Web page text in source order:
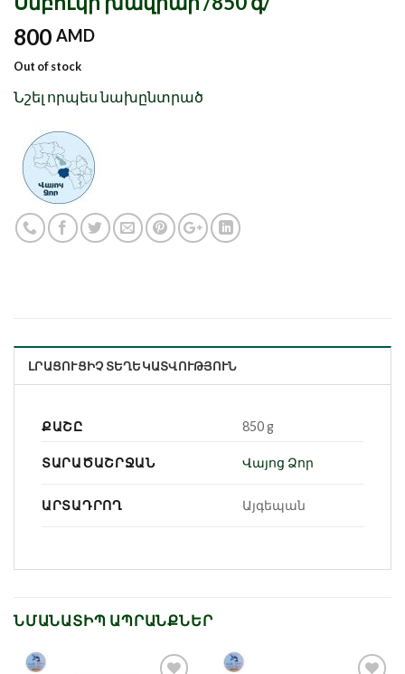
800 AMD
Out of stock
Նշել որպես նախընտրած
ԼՐԱՑՈՒՑԻՉ ՏԵՂԵԿԱՏՎՈՒԹՅՈՒՆ
ՔԱՇԸ 850 g
ՏԱՐԱԾԱՇՐՋԱՆ Վայոց Ձոր
ԱՐՏԱԴՐՈՂ Այգեպան
ՆՄԱՆԱՏԻՊ ԱՊՐԱՆՔՆԵՐ